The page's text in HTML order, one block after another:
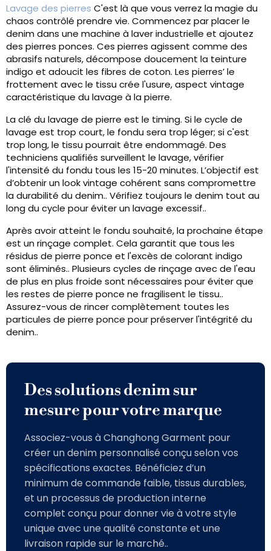
Lavage des pierres C'est là que vous verrez la magie du
chaos contrôlé prendre vie. Commencez par placer le
denim dans une machine à laver industrielle et ajoutez
des pierres ponces. Ces pierres agissent comme des
abrasifs naturels, décompose doucement la teinture
indigo et adoucit les fibres de coton. Les pierres’ le
frottement avec le tissu crée l'usure, aspect vintage
caractéristique du lavage à la pierre.
La clé du lavage de pierre est le timing. Si le cycle de
lavage est trop court, le fondu sera trop léger; si c'est
trop long, le tissu pourrait être endommagé. Des
techniciens qualifiés surveillent le lavage, vérifier
l'intensité du fondu tous les 15-20 minutes. L’objectif est
d’obtenir un look vintage cohérent sans compromettre
la durabilité du denim.. Vérifiez toujours le denim tout au
long du cycle pour éviter un lavage excessif..
Après avoir atteint le fondu souhaité, la prochaine étape
est un rinçage complet. Cela garantit que tous les
résidus de pierre ponce et l'excès de colorant indigo
sont éliminés.. Plusieurs cycles de rinçage avec de l'eau
de plus en plus froide sont nécessaires pour éviter que
les restes de pierre ponce ne fragilisent le tissu..
Assurez-vous de rincer complètement toutes les
particules de pierre ponce pour préserver l'intégrité du
denim..
Des solutions denim sur
mesure pour votre marque
Associez-vous à Changhong Garment pour
créer un denim personnalisé conçu selon vos
spécifications exactes. Bénéficiez d’un
minimum de commande faible, tissus durables,
et un processus de production interne
complet conçu pour donner vie à votre style
unique avec une qualité constante et une
livraison rapide sur le marché..